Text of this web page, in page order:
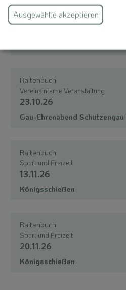
Raitenbuch
Sport und Freizeit
Raitenbuch
Vereinsinterne Veranstaltung
23.10.26
Gau-Ehrenabend
Raitenbuch
Sport und Freizeit
13.11.26
Königsschießen
Raitenbuch
Sport und Freizeit
20.11.26
Königsschießen
Ausgewählte akzeptieren